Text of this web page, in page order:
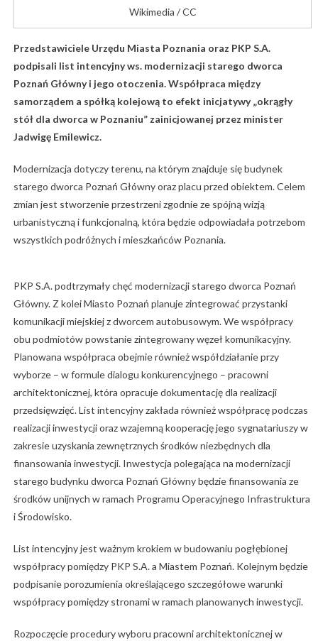
Wikimedia / CC
Przedstawiciele Urzędu Miasta Poznania oraz PKP S.A.
podpisali list intencyjny ws. modernizacji starego dworca
Poznań Główny i jego otoczenia. Współpraca między
samorządem a spółką kolejową to efekt inicjatywy „okrągły
stół dla dworca w Poznaniu” zainicjowanej przez minister
Jadwigę Emilewicz.
Modernizacja dotyczy terenu, na którym znajduje się budynek
starego dworca Poznań Główny oraz placu przed obiektem. Celem
zmian jest stworzenie przestrzeni zgodnie ze spójną wizją
urbanistyczną i funkcjonalną, która będzie odpowiadała potrzebom
wszystkich podróżnych i mieszkańców Poznania.
PKP S.A. podtrzymały chęć modernizacji starego dworca Poznań
Główny. Z kolei Miasto Poznań planuje zintegrować przystanki
komunikacji miejskiej z dworcem autobusowym. We współpracy
obu podmiotów powstanie zintegrowany węzeł komunikacyjny.
Planowana współpraca obejmie również współdziałanie przy
wyborze – w formule dialogu konkurencyjnego – pracowni
architektonicznej, która opracuje dokumentację dla realizacji
przedsięwzięć. List intencyjny zakłada również współpracę podczas
realizacji inwestycji oraz wzajemną kooperację jego sygnatariuszy w
zakresie uzyskania zewnętrznych środków niezbędnych dla
finansowania inwestycji. Inwestycja polegająca na modernizacji
starego budynku dworca Poznań Główny będzie finansowania ze
środków unijnych w ramach Programu Operacyjnego Infrastruktura
i Środowisko.
List intencyjny jest ważnym krokiem w budowaniu pogłębionej
współpracy pomiędzy PKP S.A. a Miastem Poznań. Kolejnym będzie
podpisanie porozumienia określającego szczegółowe warunki
współpracy pomiędzy stronami w ramach planowanych inwestycji.
Rozpoczęcie procedury wyboru pracowni architektonicznej w